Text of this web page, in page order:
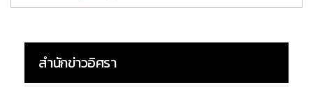
สำนักข่าวอิศรา